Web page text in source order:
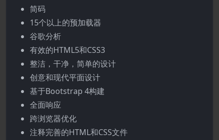
简码
15个以上的预加载器
谷歌分析
有效的HTML5和CSS3
整洁，干净，简单的设计
创意和现代平面设计
基于Bootstrap 4构建
全面响应
跨浏览器优化
注释完善的HTML和CSS文件